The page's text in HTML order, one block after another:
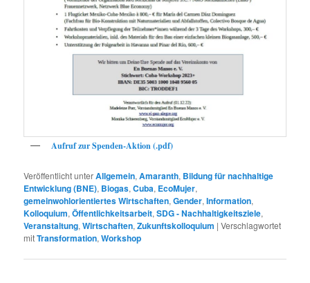
Aufruf zur Spenden-Aktion (.pdf)
Veröffentlicht unterAllgemein,Amaranth, Bildung für nachhaltige
Entwicklung (BNE), Biogas,Cuba, EcoMujer,
gemeinwohlorientiertes Wirtschaften,Gender,Information,
Kolloquium,Öffentlichkeitsarbeit,SDG - Nachhaltigkeitsziele,
Veranstaltung,Wirtschaften,Zukunftskolloquium |Verschlagwortet
mitTransformation,Workshop